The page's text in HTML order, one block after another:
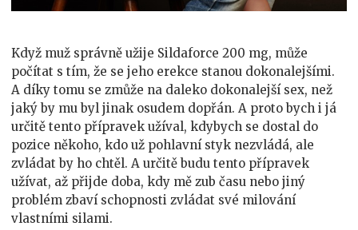
Když muž správně užije Sildaforce 200 mg, může
počítat s tím, že se jeho erekce stanou dokonalejšími.
A díky tomu se zmůže na daleko dokonalejší sex, než
jaký by mu byl jinak osudem dopřán. A proto bych i já
určitě tento přípravek užíval, kdybych se dostal do
pozice někoho, kdo už pohlavní styk nezvládá, ale
zvládat by ho chtěl. A určitě budu tento přípravek
užívat, až přijde doba, kdy mě zub času nebo jiný
problém zbaví schopnosti zvládat své milování
vlastními silami.